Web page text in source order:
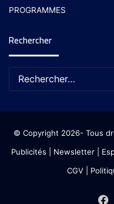
PROGRAMMES
Rechercher
© Copyright 2026- Tous
Publicités
Newsletter|
CGV|